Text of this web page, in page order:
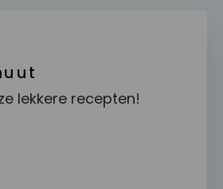
lekkere recepten!